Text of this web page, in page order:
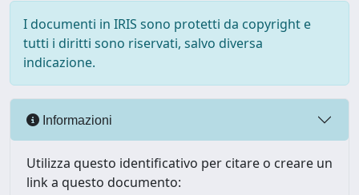
I documenti in IRIS sono protetti da copyright e
tutti i diritti sono riservati, salvo diversa
indicazione.
Informazioni
Utilizza questo identificativo per citare o creare un
link a questo documento: